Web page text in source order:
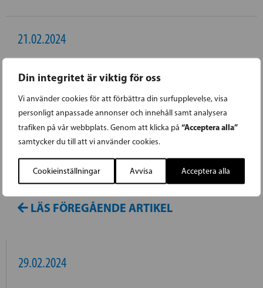
Din integritet är viktig för oss
Vi använder cookies för att förbättra din surfupplevelse, visa
personligt anpassade annonser och innehåll samt analysera
trafiken på vår webbplats. Genom att klicka på “Acceptera alla”
samtycker du till att vi använder cookies.
Cookieinställningar Avvisa Acceptera alla
21.02.2024
UKRAINA BÖR VARA EN DEL AV DEN
VÄSTERLÄNDSKA GEMENSKAPEN
Riksdagsledamot Anders Norrback (SFP) höll
idag Svenska riksdagsgruppens
gruppanförande i den aktuella debatten om
läget i Ukraina.
LÄS FÖREGÅENDE ARTIKEL
29.02.2024